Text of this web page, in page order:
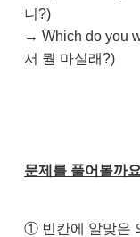
니?)
→ Which do you
서 뭘 마실래?)
문제를 풀어볼까
① 빈칸에 알맞은